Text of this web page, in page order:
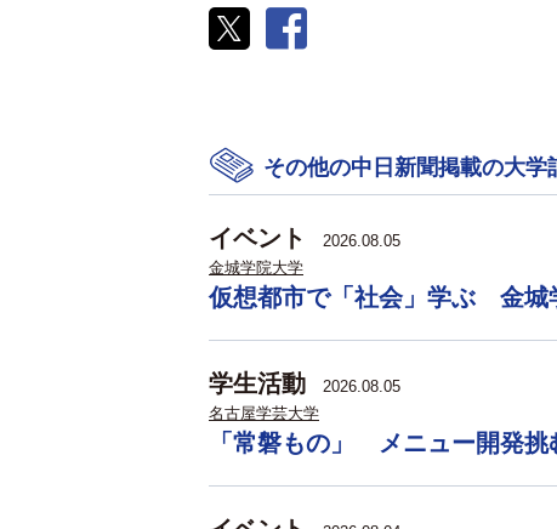
その他の中日新聞掲載の大学
イベント
2026.08.05
金城学院大学
仮想都市で「社会」学ぶ 金城
学生活動
2026.08.05
名古屋学芸大学
「常磐もの」 メニュー開発